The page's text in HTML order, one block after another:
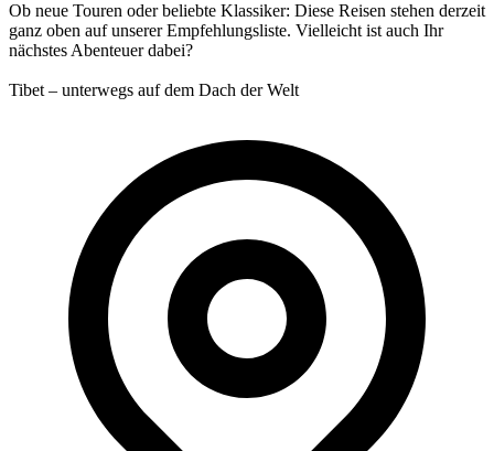
Ob neue Touren oder beliebte Klassiker: Diese Reisen stehen derzeit
ganz oben auf unserer Empfehlungsliste. Vielleicht ist auch Ihr
nächstes Abenteuer dabei?
Tibet – unterwegs auf dem Dach der Welt